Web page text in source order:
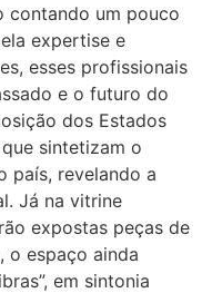
contando um pouco
expertise e
esses profissionais
e o futuro do
dos Estados
sintetizam o
país, revelando a
Já na vitrine
expostas peças de
o espaço ainda
em sintonia